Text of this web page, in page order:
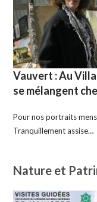
Vauvert : Au
se mélangent
Pour nos portraits
Tranquillement assise…
Nature et